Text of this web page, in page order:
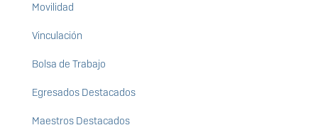
Movilidad
Vinculación
Bolsa de Trabajo
Egresados Destacados
Maestros Destacados